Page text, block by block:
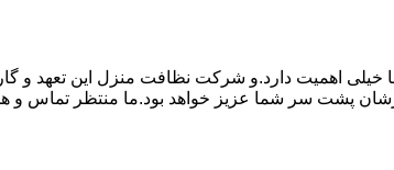
اهمیت دارد.و شرکت نظافت منزل این تعهد و
پشت سر شما عزیز خواهد بود.ما منتظر تماس